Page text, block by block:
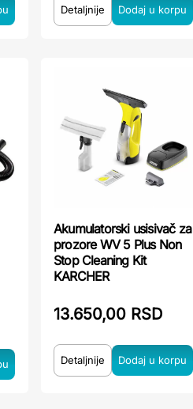
Detaljnije
Akumulatorski usisivač za
prozore WV 5 Plus Non
Stop Cleaning Kit
KARCHER
13.650,00 RSD
Detaljnije